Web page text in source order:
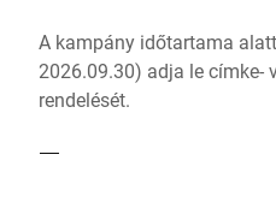
A kampány időtartama
2026.09.30) adja le címke-
rendelését.